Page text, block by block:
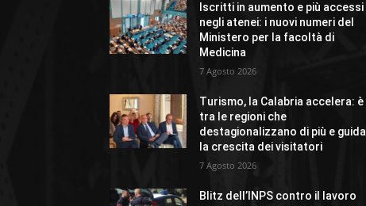
Iscritti in aumento e più accessi
negli atenei: i nuovi numeri del
Ministero per la facoltà di
Medicina
7 Agosto 2026
Turismo, la Calabria accelera: è
tra le regioni che
destagionalizzano di più e guida
la crescita dei visitatori
7 Agosto 2026
Blitz dell’INPS contro il lavoro